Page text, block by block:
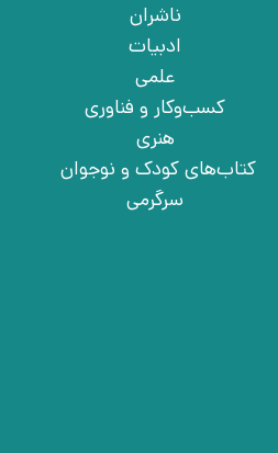
ناشران
ادبیات
علمی
کسب‌وکار و فناوری
هنری
کتاب‌های کودک و نوجوان
سرگرمی